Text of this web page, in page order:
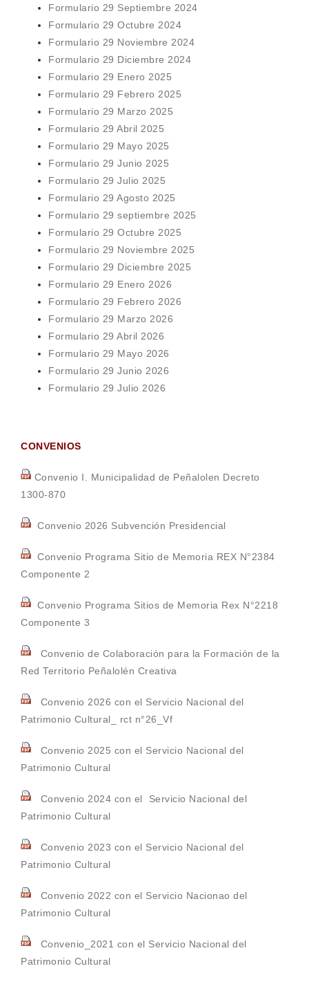
Formulario 29 Septiembre 2024
Formulario 29 Octubre 2024
Formulario 29 Noviembre 2024
Formulario 29 Diciembre 2024
Formulario 29 Enero 2025
Formulario 29 Febrero 2025
Formulario 29 Marzo 2025
Formulario 29 Abril 2025
Formulario 29 Mayo 2025
Formulario 29 Junio 2025
Formulario 29 Julio 2025
Formulario 29 Agosto 2025
Formulario 29 septiembre 2025
Formulario 29 Octubre 2025
Formulario 29 Noviembre 2025
Formulario 29 Diciembre 2025
Formulario 29 Enero 2026
Formulario 29 Febrero 2026
Formulario 29 Marzo 2026
Formulario 29 Abril 2026
Formulario 29 Mayo 2026
Formulario 29 Junio 2026
Formulario 29 Julio 2026
CONVENIOS
Convenio I. Municipalidad de Peñalolen Decreto
1300-870
Convenio 2026 Subvención Presidencial
Convenio Programa Sitio de Memoria REX N°2384
Componente 2
Convenio Programa Sitios de Memoria Rex N°2218
Componente 3
Convenio de Colaboración para la Formación de la
Red Territorio Peñalolén Creativa
Convenio 2026 con el Servicio Nacional del
Patrimonio Cultural_ rct n°26_Vf
Convenio 2025 con el Servicio Nacional del
Patrimonio Cultural
Convenio 2024 con el Servicio Nacional del
Patrimonio Cultural
Convenio 2023 con el Servicio Nacional del
Patrimonio Cultural
Convenio 2022 con el Servicio Nacionao del
Patrimonio Cultural
Convenio_2021 con el Servicio Nacional del
Patrimonio Cultural